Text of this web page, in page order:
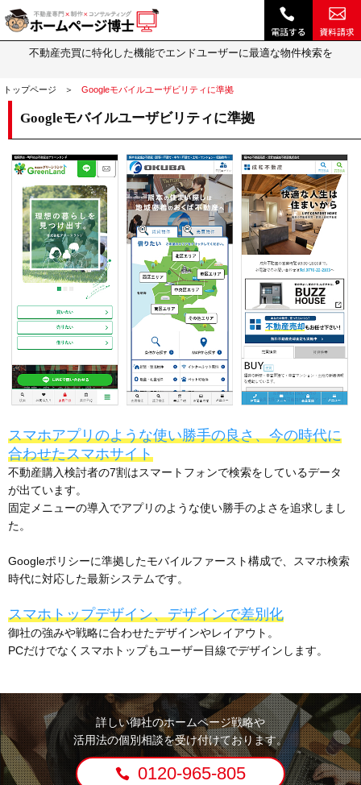
スマートフォン対応機能
不動産売買に特化した機能でエンドユーザーに最適な物件検索を
トップページ Googleモバイルユーザビリティに準拠
Googleモバイルユーザビリティに準拠
スマホアプリのような使い勝手の良さ、今の時代に
合わせたスマホサイト
不動産購入検討者の7割はスマートフォンで検索をしているデータ
が出ています。
固定メニューの導入でアプリのような使い勝手のよさを追求しまし
た。
Googleポリシーに準拠したモバイルファースト構成で、スマホ検索
時代に対応した最新システムです。
スマホトップデザイン、デザインで差別化
御社の強みや戦略に合わせたデザインやレイアウト。
PCだけでなくスマホトップもユーザー目線でデザインします。
詳しい御社のホームページ戦略や
活用法の個別相談を受け付けております。
0120-965-805